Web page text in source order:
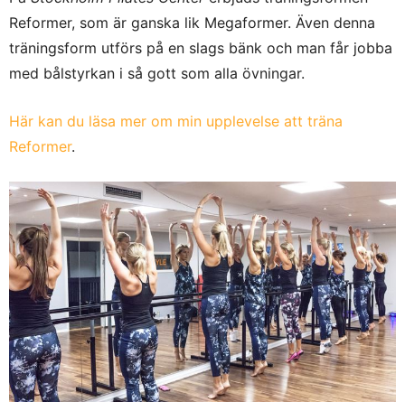
Reformer, som är ganska lik Megaformer. Även denna
träningsform utförs på en slags bänk och man får jobba
med bålstyrkan i så gott som alla övningar.
Här kan du läsa mer om min upplevelse att träna
Reformer.